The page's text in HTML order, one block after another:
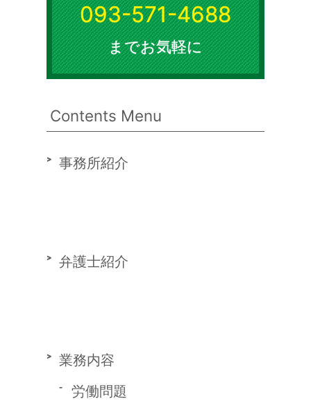
093-571-4688
までお気軽に
Contents Menu
事務所紹介
弁護士紹介
業務内容
労働問題